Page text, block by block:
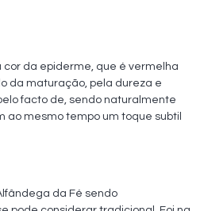
da epiderme, que é vermelha
da maturação, pela dureza e
facto de, sendo naturalmente
mesmo tempo um toque subtil
da Fé sendo